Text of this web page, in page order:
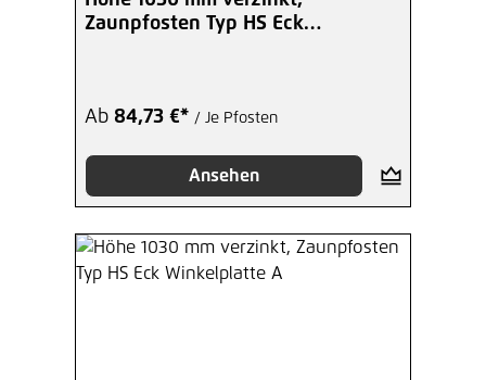
Zaunpfosten Typ HS Eck
Ab 84,73 €* / Je Pfosten
Ansehen